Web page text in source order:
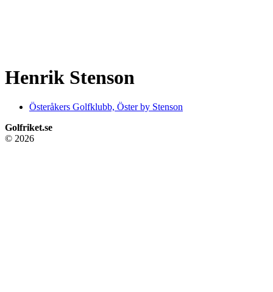
Henrik Stenson
Österåkers Golfklubb, Öster by Stenson
Golfriket.se
© 2026